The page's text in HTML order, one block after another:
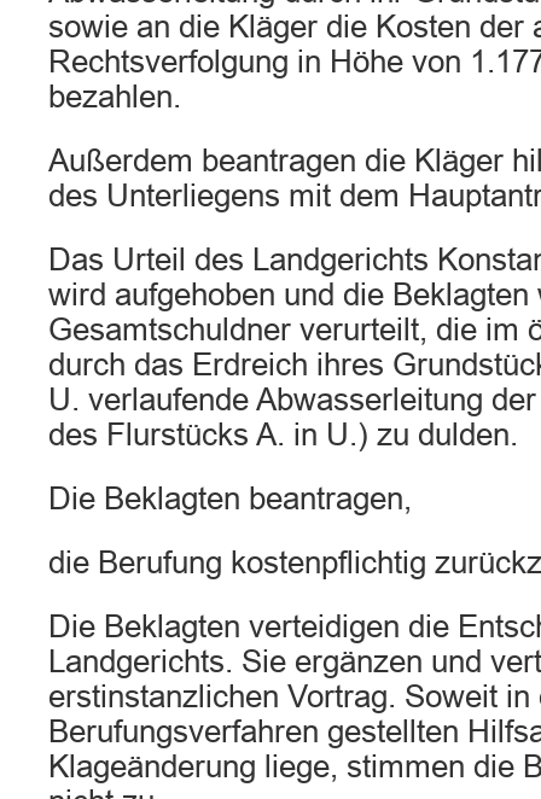
sowie an die Kläger die Kosten der
Rechtsverfolgung in Höhe von
bezahlen.
Außerdem beantragen die Kläger
des Unterliegens mit dem
Das Urteil des Landgerichts
wird aufgehoben und die Beklagten
Gesamtschuldner verurteilt, die im
durch das Erdreich ihres
U. verlaufende Abwasserleitung
des Flurstücks A. in U.) zu dulden.
Die Beklagten beantragen,
die Berufung kostenpflichtig
Die Beklagten verteidigen die
Landgerichts. Sie ergänzen und
erstinstanzlichen Vortrag. Soweit
Berufungsverfahren gestellten
Klageänderung liege, stimmen die